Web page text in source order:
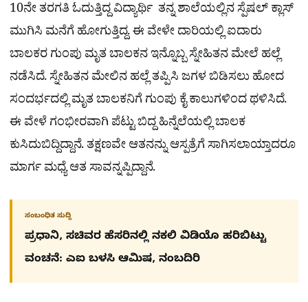
10ನೇ ತರಗತಿ ಓದುತ್ತಿದ್ದ ವಿದ್ಯಾರ್ಥಿ ತನ್ನ ಶಾಲೆಯಲ್ಲಿನ ಸ್ಪೆಷಲ್ ಕ್ಲಾಸ್
ಮುಗಿಸಿ ಮನೆಗೆ ಹೋಗುತ್ತಿದ್ದ. ಈ ವೇಳೇ ದಾರಿಯಲ್ಲಿ ಐದಾರು
ಬಾಲಕರ ಗುಂಪು ಮೃತ ಬಾಲಕನ ಇನ್ನೊಬ್ಬ ಸ್ನೇಹಿತನ ಮೇಲೆ ಹಲ್ಲೆ
ನಡೆಸಿದೆ. ಸ್ನೇಹಿತನ ಮೇಲಿನ ಹಲ್ಲೆ ತಪ್ಪಿಸಿ ಜಗಳ ಬಿಡಿಸಲು ಹೋದ
ಸಂದರ್ಭದಲ್ಲಿ ಮೃತ ಬಾಲಕನಿಗೆ ಗುಂಪು ಕೈ ಕಾಲುಗಳಿಂದ ಥಳಿಸಿದೆ.
ಈ ವೇಳೆ ಗಂಭೀರವಾಗಿ ಪೆಟ್ಟು ಬಿದ್ದ ಹಿನ್ನೆಲೆಯಲ್ಲಿ ಬಾಲಕ
ಕುಸಿದುಬಿದ್ದಿದ್ದಾನೆ. ತಕ್ಷಣವೇ ಆತನನ್ನು ಆಸ್ಪತ್ರೆಗೆ ಸಾಗಿಸಲಾಯ್ತಾದರೂ
ಮಾರ್ಗ ಮಧ್ಯೆ ಆತ ಸಾವನ್ನಪ್ಪಿದ್ದಾನೆ.
ಸಂಬಂಧಿತ ಸುದ್ದಿ
ಪ್ರಧಾನಿ, ಸಚಿವರ ಹೆಸರಿನಲ್ಲಿ ನಕಲಿ ವಿಡಿಯೊ ಹರಿಬಿಟ್ಟು
ವಂಚನೆ: ಎಐ ಬಳಸಿ ಆಮಿಷ, ನಂಬದಿರಿ